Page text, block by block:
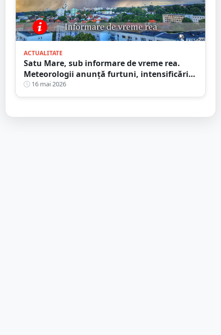
ACTUALITATE
Satu Mare, sub informare de vreme rea.
Meteorologii anunță furtuni, intensificări
de vânt și ploi în averse
16 mai 2026